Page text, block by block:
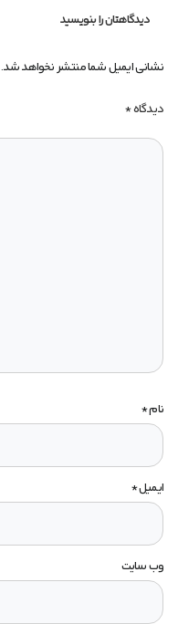
دیدگاهتان را بنویسید
نشانی ایمیل شما منتشر نخواهد شد.
دیدگاه*
نام*
ایمیل*
وب‌ سایت